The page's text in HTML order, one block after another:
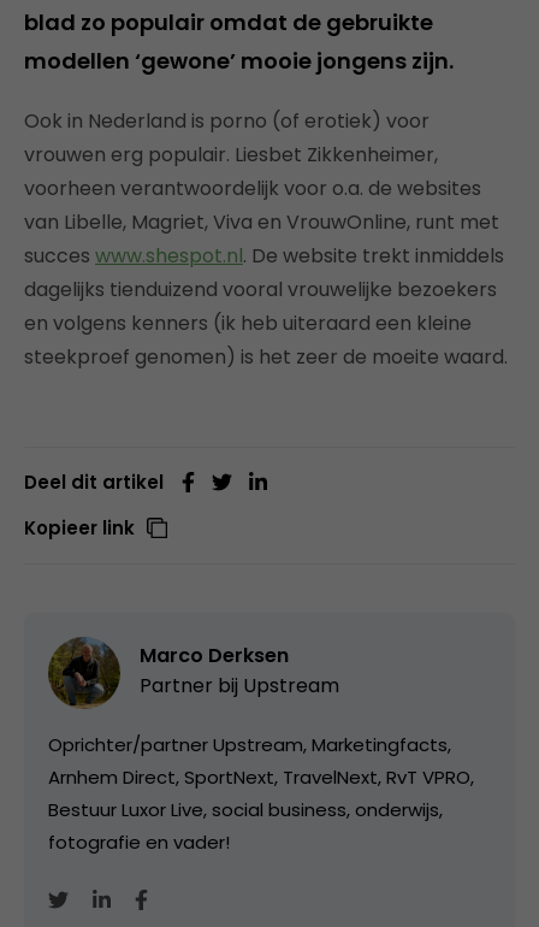
blad zo populair omdat de gebruikte
modellen ‘gewone’ mooie jongens zijn.
Ook in Nederland is porno (of erotiek) voor
vrouwen erg populair. Liesbet Zikkenheimer,
voorheen verantwoordelijk voor o.a. de websites
van Libelle, Magriet, Viva en VrouwOnline, runt met
succes www.shespot.nl. De website trekt inmiddels
dagelijks tienduizend vooral vrouwelijke bezoekers
en volgens kenners (ik heb uiteraard een kleine
steekproef genomen) is het zeer de moeite waard.
Deel dit artikel
Kopieer link
Marco Derksen
Partner bij Upstream
Oprichter/partner Upstream, Marketingfacts,
Arnhem Direct, SportNext, TravelNext, RvT VPRO,
Bestuur Luxor Live, social business, onderwijs,
fotografie en vader!